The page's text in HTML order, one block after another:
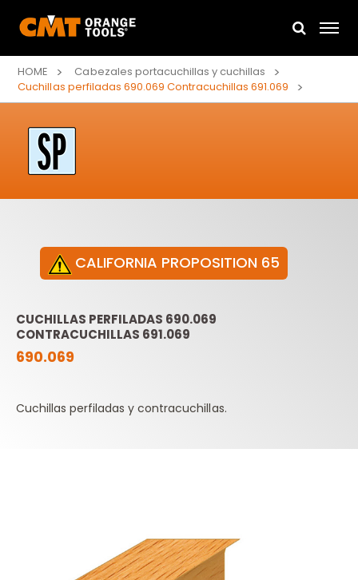
HOME
Cabezales portacuchillas y cuchillas
Cuchillas perfiladas 690.069 Contracuchillas 691.069
CALIFORNIA PROPOSITION 65
CUCHILLAS PERFILADAS 690.069
CONTRACUCHILLAS 691.069
690.069
Cuchillas perfiladas y contracuchillas.